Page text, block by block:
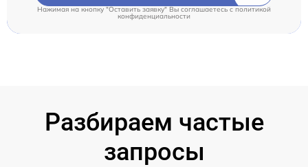
Нажимая на кнопку "Оставить заявку" Вы соглашаетесь cполитикой
конфиденциальности
Разбираем частые
запросы